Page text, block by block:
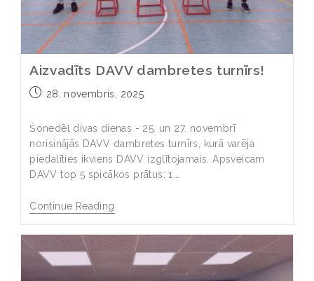
Aizvadīts DAVV dambretes turnīrs!
28. novembris, 2025
Šonedēļ divas dienas - 25. un 27. novembrī
norisinājās DAVV dambretes turnīrs, kurā varēja
piedalīties ikviens DAVV izglītojamais. Apsveicam
DAVV top 5 spicākos prātus: 1.…
Continue Reading